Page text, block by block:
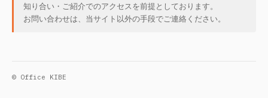
知り合い・ご紹介でのアクセスを前提としております。
お問い合わせは、当サイト以外の手段でご連絡ください。
© Office KIBE